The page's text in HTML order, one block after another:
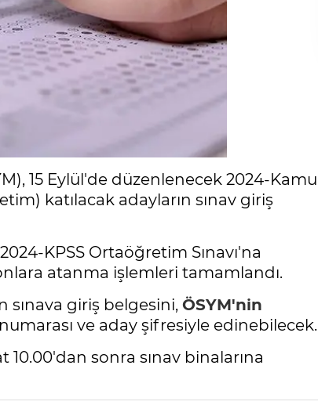
15 Eylül'de düzenlenecek 2024-Kamu
katılacak adayların sınav giriş
KPSS Ortaöğretim Sınavı'na
atanma işlemleri tamamlandı.
sınava giriş belgesini, ÖSYM'nin
ve aday şifresiyle edinebilecek.
10.00'dan sonra sınav binalarına